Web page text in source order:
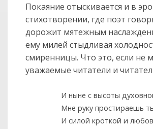
Покаяние отыскивается и в
стихотворении, где поэт
дорожит мятежным
ему милей стыдливая
смиренницы. Что это, если не
уважаемые читатели и
И ныне с высоты
Мне руку простираешь
И силой кроткой и